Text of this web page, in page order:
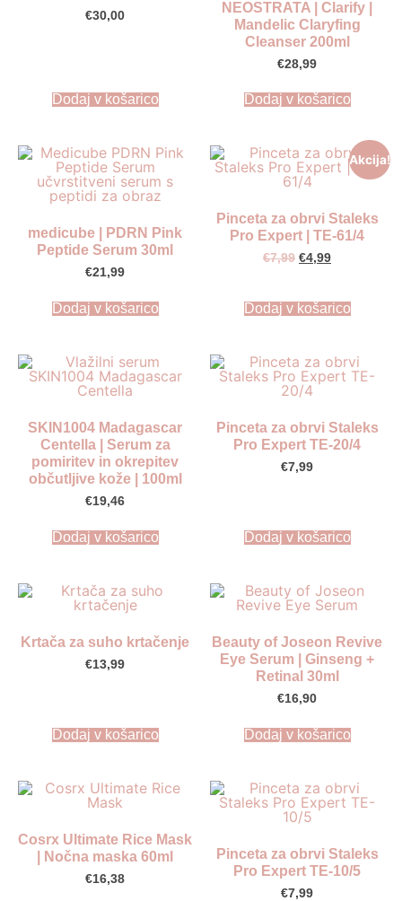
€30,00
Dodaj v košarico
NEOSTRATA | Clarify |
Mandelic Claryfing
Cleanser 200ml
€28,99
Dodaj v košarico
medicube | PDRN Pink
Peptide Serum 30ml
€21,99
Dodaj v košarico
Akcija!
Pinceta za obrvi Staleks
Pro Expert | TE-61/4
€7,99 €4,99
Dodaj v košarico
SKIN1004 Madagascar
Centella | Serum za
pomiritev in okrepitev
občutljive kože | 100ml
€19,46
Dodaj v košarico
Pinceta za obrvi Staleks
Pro Expert TE-20/4
€7,99
Dodaj v košarico
Krtača za suho krtačenje
€13,99
Dodaj v košarico
Beauty of Joseon Revive
Eye Serum | Ginseng +
Retinal 30ml
€16,90
Dodaj v košarico
Cosrx Ultimate Rice Mask
| Nočna maska 60ml
€16,38
Pinceta za obrvi Staleks
Pro Expert TE-10/5
€7,99